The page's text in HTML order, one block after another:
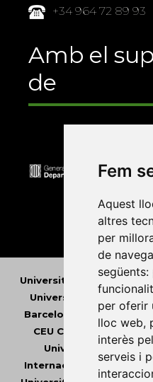
Fem
Aquest
altres
per
de
següents:
per oferir
lloc web,
interès
serveis i
+34 964 72 89 93
Amb el
de
Universitat Abat Oliba
Universitat d'Andorra
Barcelona
Universitat
CEU Cardenal Herrera
Universitat de les
Internacional de